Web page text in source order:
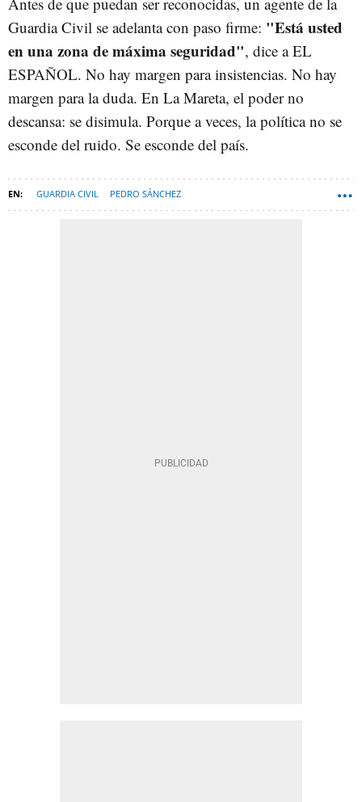
Guardia Civil se adelanta con paso firme: "Está usted
en una zona de máxima seguridad", dice a EL
ESPAÑOL. No hay margen para insistencias. No hay
margen para la duda. En La Mareta, el poder no
descansa: se disimula. Porque a veces, la política no se
esconde del ruido. Se esconde del país.
GUARDIA CIVIL PEDRO SÁNCHEZ